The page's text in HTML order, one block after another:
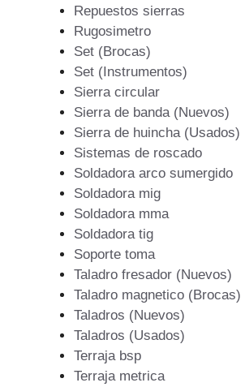
Repuestos sierras
Rugosimetro
Set (Brocas)
Set (Instrumentos)
Sierra circular
Sierra de banda (Nuevos)
Sierra de huincha (Usados)
Sistemas de roscado
Soldadora arco sumergido
Soldadora mig
Soldadora mma
Soldadora tig
Soporte toma
Taladro fresador (Nuevos)
Taladro magnetico (Brocas)
Taladros (Nuevos)
Taladros (Usados)
Terraja bsp
Terraja metrica